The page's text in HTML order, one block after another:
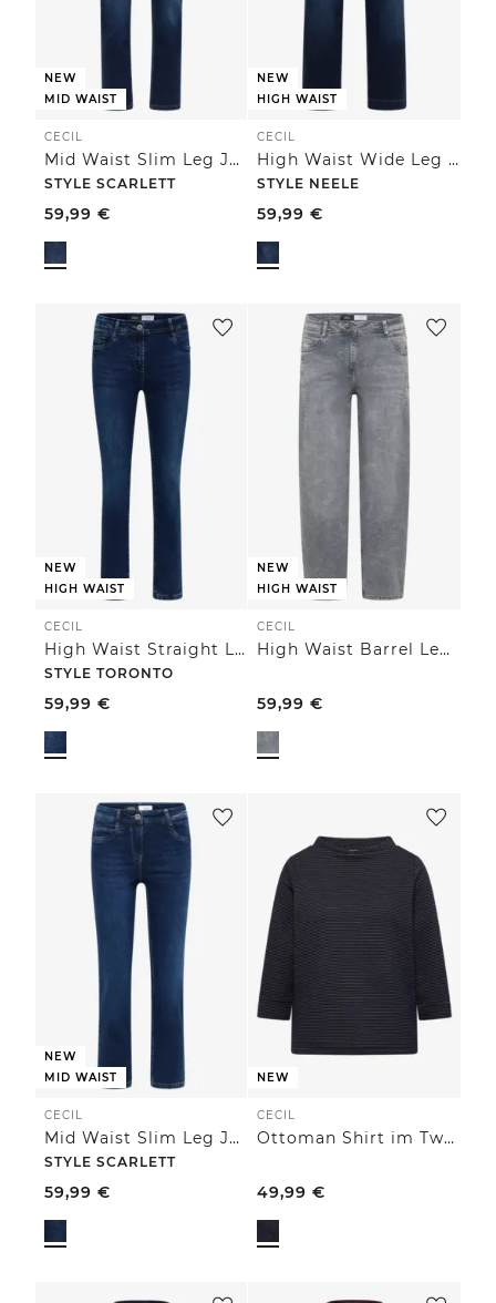
NEW
MID WAIST
CECIL
Mid Waist Slim Leg Jeans im Casual Fit
STYLE SCARLETT
59,99 €
NEW
HIGH WAIST
CECIL
High Waist Wide Leg Jeans im Loose Fit
STYLE NEELE
59,99€
NEW
HIGH WAIST
CECIL
High Waist Straight Leg Jeans im Slim Fit
STYLE TORONTO
59,99 €
NEW
HIGH WAIST
CECIL
High Waist Barrel Leg Jeans im Loose Fit
59,99€
NEW
MID WAIST
CECIL
Mid Waist Slim Leg Jeans im Casual Fit
STYLE SCARLETT
59,99 €
NEW
CECIL
Ottoman Shirt im Two-Tone-Look
49,99€